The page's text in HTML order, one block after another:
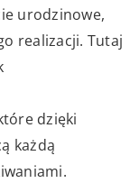
urodzinowe,
realizacji. Tutaj
dzięki
każdą